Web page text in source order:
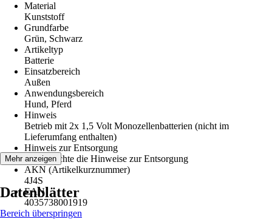
Material
Kunststoff
Grundfarbe
Grün, Schwarz
Artikeltyp
Batterie
Einsatzbereich
Außen
Anwendungsbereich
Hund, Pferd
Hinweis
Betrieb mit 2x 1,5 Volt Monozellenbatterien (nicht im
Lieferumfang enthalten)
Hinweis zur Entsorgung
Bitte beachte die Hinweise zur Entsorgung
AKN (Artikelkurznummer)
4J4S
EAN
4035738001919
Mehr anzeigen
Datenblätter
Bereich überspringen